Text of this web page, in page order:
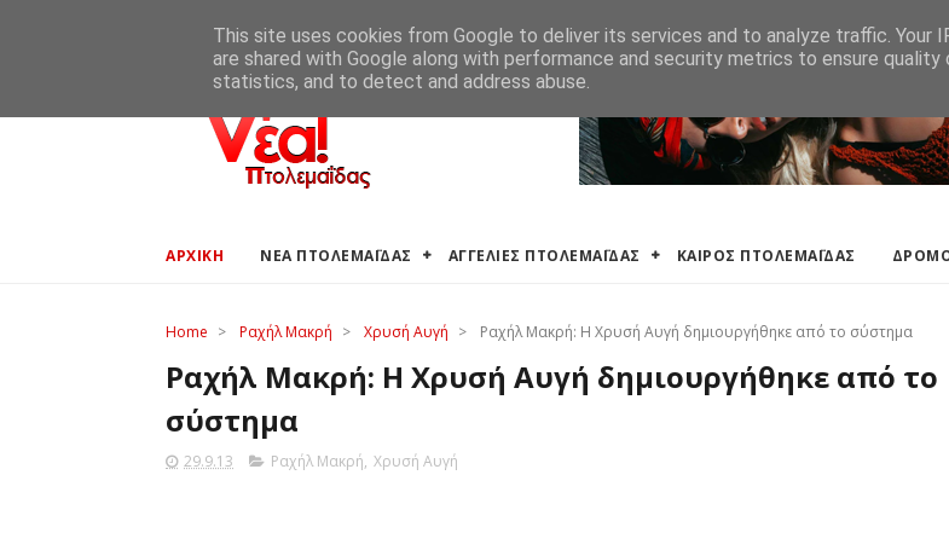
ΑΓΓΕΛΙΕΣ ΠΤΟΛΕΜΑΪΔΑΣ ΔΡΟΜΟΛΟΓΙΑ ΚΤΕΛ ΠΤΟΛΕΜΑΙΔΑΣ
ΑΡΧΙΚΗ ΝΕΑ ΠΤΟΛΕΜΑΪΔΑΣ ΑΓΓΕΛΙΕΣ ΠΤΟΛΕΜΑΪΔΑΣ ΚΑΙΡΟΣ ΠΤΟΛΕΜΑΪΔΑΣ
Home > Ραχήλ Μακρή > Χρυσή Αυγή > Ραχήλ Μακρή: Η Χρυσή Αυγή δημιουργήθηκε από το σύστημα
Ραχήλ Μακρή: Η Χρυσή Αυγή δημιουργήθηκε από το
σύστημα
29.9.13 Ραχήλ Μακρή, Χρυσή Αυγή
This site uses cookies from Google to deliver its services and to analyze traffic. Your
are shared with Google along with performance and security metrics to ensure quality
statistics, and to detect and address abuse.